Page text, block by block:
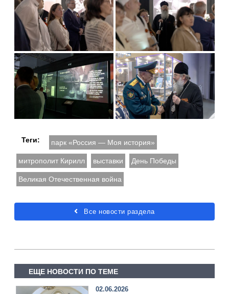
Теги: парк «Россия — Моя история»
митрополит Кирилл выставки День Победы
Великая Отечественная война
Все новости раздела
ЕЩЕ НОВОСТИ ПО ТЕМЕ
02.06.2026